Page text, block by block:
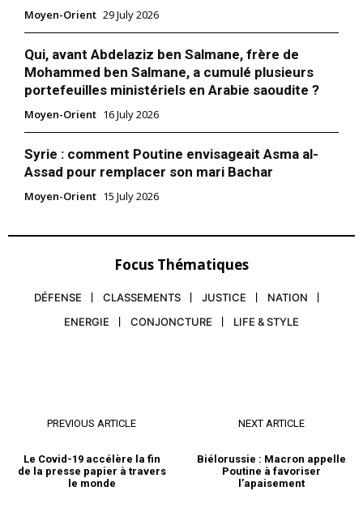
Moyen-Orient 29 July 2026
Qui, avant Abdelaziz ben Salmane, frère de
Mohammed ben Salmane, a cumulé plusieurs
portefeuilles ministériels en Arabie saoudite ?
Moyen-Orient 16 July 2026
Syrie : comment Poutine envisageait Asma al-
Assad pour remplacer son mari Bachar
Moyen-Orient 15 July 2026
Focus Thématiques
DÉFENSE CLASSEMENTS JUSTICE
NATION
ENERGIE
CONJONCTURE LIFE & STYLE
PREVIOUS ARTICLE
Le Covid-19 accélère la fin
de la presse papier à travers
le monde
NEXT ARTICLE
Biélorussie : Macron appelle
Poutine à favoriser
l’apaisement